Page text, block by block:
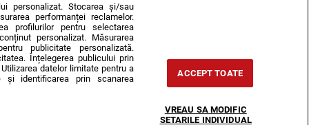
personalizat. Stocarea și/sau
performanței reclamelor.
profilurilor pentru selectarea
personalizat. Măsurarea
publicitate personalizată.
Înțelegerea publicului prin
datelor limitate pentru a
și identificarea prin scanarea
ACCEPT TOATE
VREAU SA MODIFIC
SETARILE INDIVIDUAL